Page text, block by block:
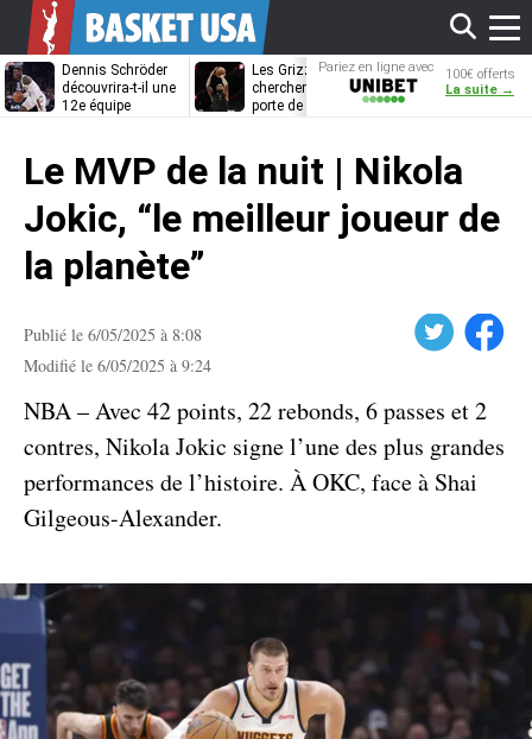
Dennis Schröder
découvrira-t-il une
12e équipe
Les Grizzlies
cherchent déjà une
porte de sortie
Dwane Casey
bientôt coach
Pariez en ligne avec
Unibet
100€ offerts
La suite →
Le MVP de la nuit | Nikola
Jokic, “le meilleur joueur de
la planète”
Publié le 6/05/2025 à 8:08
Modifié le 6/05/2025 à 9:24
Facebook
NBA – Avec 42 points, 22 rebonds, 6 passes et 2
contres, Nikola Jokic signe l’une des plus grandes
performances de l’histoire. À OKC, face à Shai
Gilgeous-Alexander.